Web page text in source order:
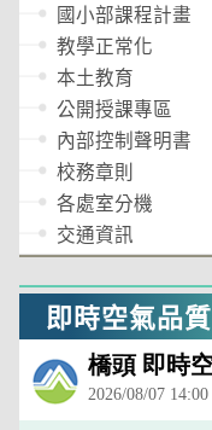
國小部課程計畫
教學正常化
本土教育
公開授課專區
內部控制聲明書
校務章則
各處室分機
交通資訊
即時空氣品質